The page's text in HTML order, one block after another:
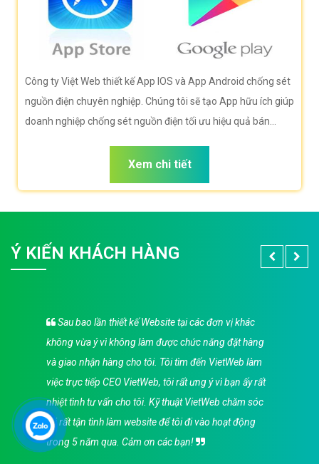
Công ty Việt Web thiết kế App IOS và App Android chống sét
nguồn điện chuyên nghiệp. Chúng tôi sẽ tạo App hữu ích giúp
doanh nghiệp chống sét nguồn điện tối ưu hiệu quả bán
sẽ sở hữu app đẹp, ưu việt, tăng trải nghiệm người dùng
Xem chi tiết
Ý KIẾN KHÁCH HÀNG
Sau bao lần thiết kế Website tại các đơn vị khác
không vừa ý vì không làm được chức năng đặt hàng
và giao nhận hàng cho tôi. Tôi tìm đến VietWeb làm
việc trực tiếp CEO VietWeb, tôi rất ưng ý vì bạn ấy rất
nhiệt tình tư vấn cho tôi. Kỹ thuật VietWeb chăm sóc
tôi rất tận tình làm website để tôi đi vào hoạt động
trong 5 năm qua. Cảm ơn các bạn!